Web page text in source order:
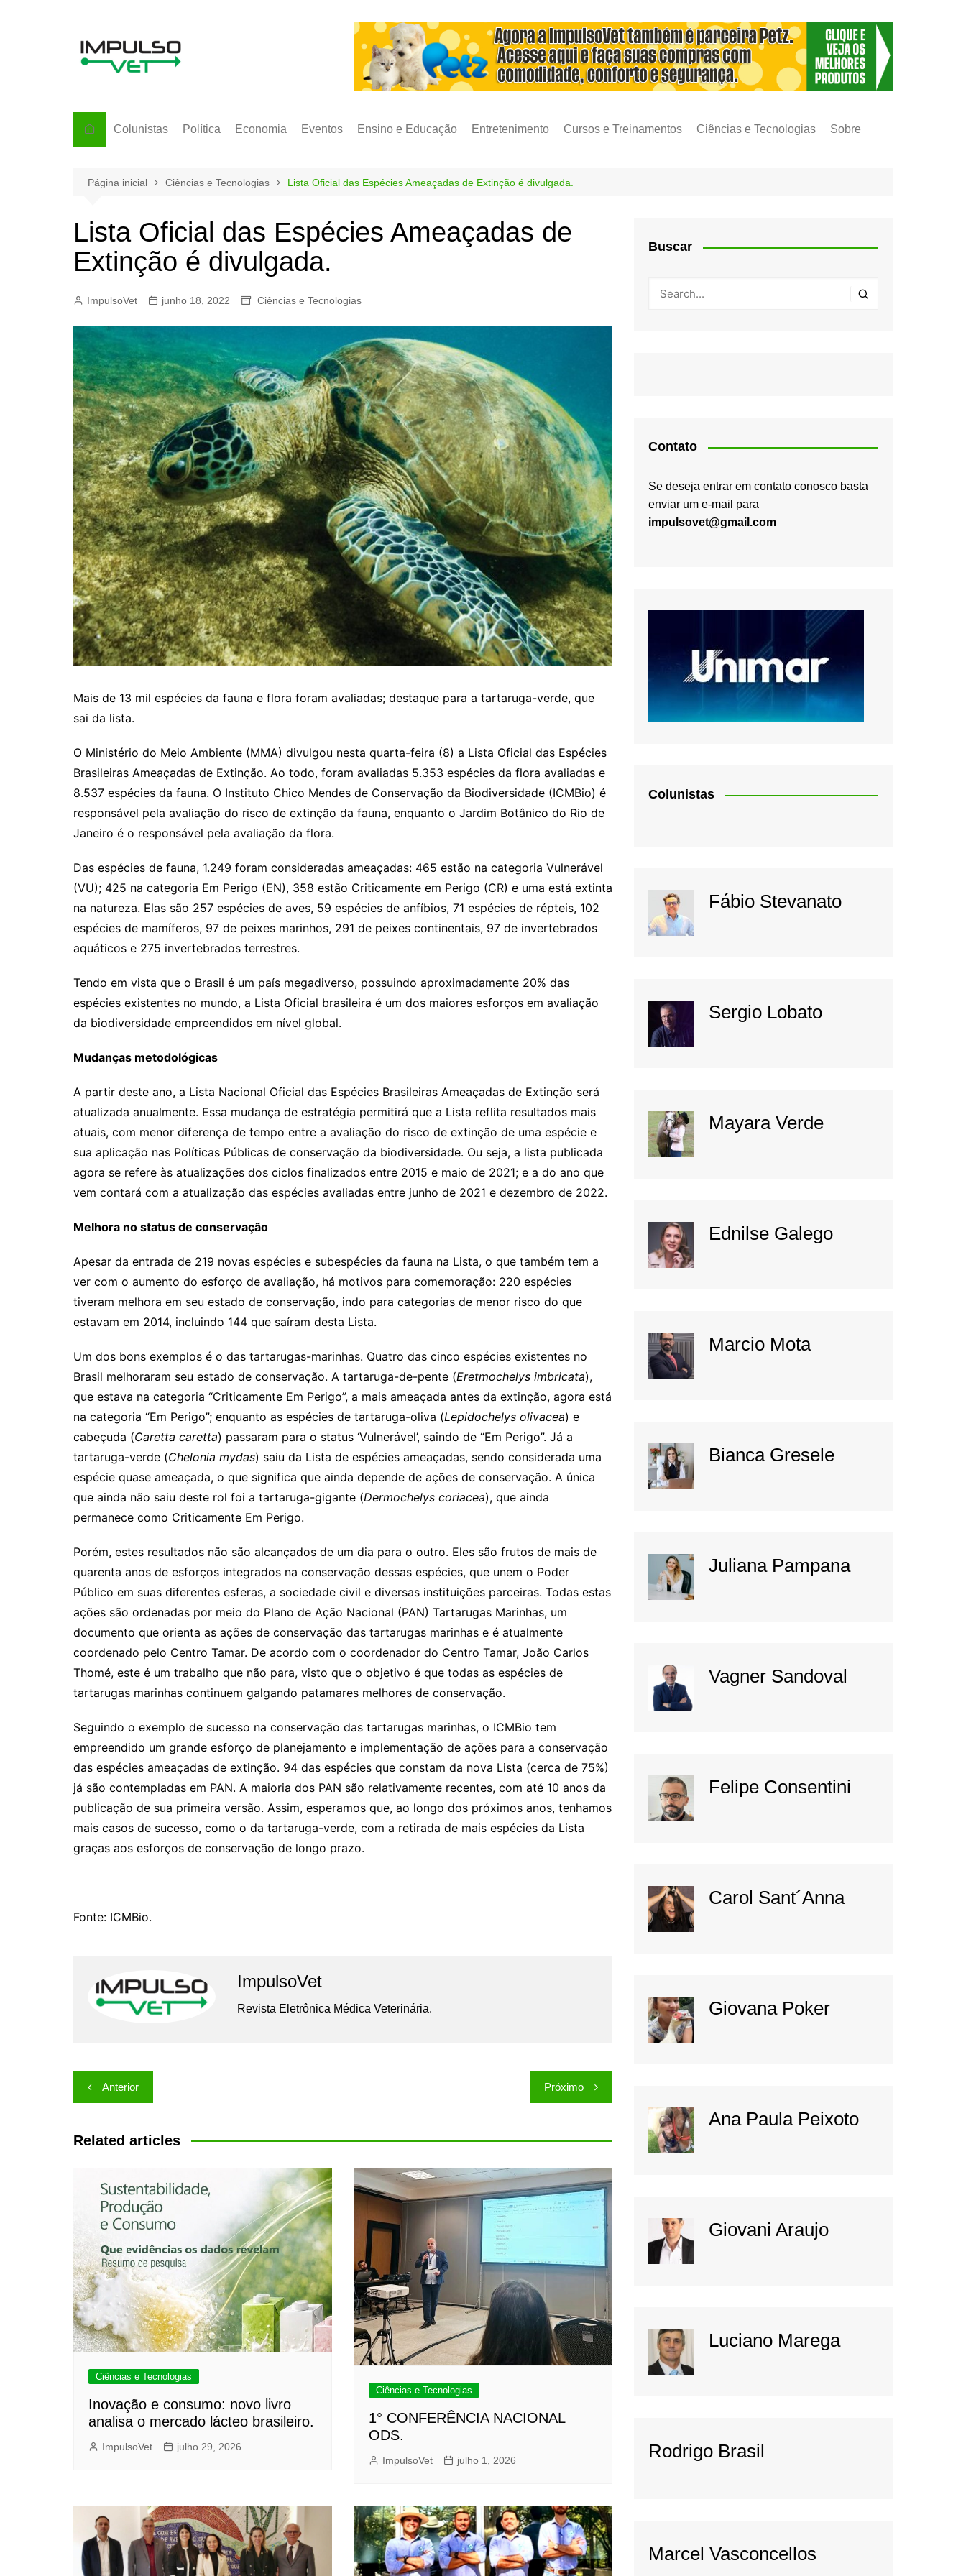
Colunistas Política Economia Eventos Ensino e Educação Entretenimento Cursos e Treinamentos Ciências e Tecnologias Sobre
Página inicial Ciências e Tecnologias Lista Oficial das Espécies Ameaçadas de Extinção é divulgada.
Lista Oficial das Espécies Ameaçadas de
Extinção é divulgada.
ImpulsoVet junho 18, 2022 Ciências e Tecnologias
Mais de 13 mil espécies da fauna e flora foram avaliadas; destaque para a tartaruga-verde, que
sai da lista.
O Ministério do Meio Ambiente (MMA) divulgou nesta quarta-feira (8) a Lista Oficial das Espécies
Brasileiras Ameaçadas de Extinção. Ao todo, foram avaliadas 5.353 espécies da flora avaliadas e
8.537 espécies da fauna. O Instituto Chico Mendes de Conservação da Biodiversidade (ICMBio) é
responsável pela avaliação do risco de extinção da fauna, enquanto o Jardim Botânico do Rio de
Janeiro é o responsável pela avaliação da flora.
Das espécies de fauna, 1.249 foram consideradas ameaçadas: 465 estão na categoria Vulnerável
(VU); 425 na categoria Em Perigo (EN), 358 estão Criticamente em Perigo (CR) e uma está extinta
na natureza. Elas são 257 espécies de aves, 59 espécies de anfíbios, 71 espécies de répteis, 102
espécies de mamíferos, 97 de peixes marinhos, 291 de peixes continentais, 97 de invertebrados
aquáticos e 275 invertebrados terrestres.
Tendo em vista que o Brasil é um país megadiverso, possuindo aproximadamente 20% das
espécies existentes no mundo, a Lista Oficial brasileira é um dos maiores esforços em avaliação
da biodiversidade empreendidos em nível global.
Mudanças metodológicas
A partir deste ano, a Lista Nacional Oficial das Espécies Brasileiras Ameaçadas de Extinção será
atualizada anualmente. Essa mudança de estratégia permitirá que a Lista reflita resultados mais
atuais, com menor diferença de tempo entre a avaliação do risco de extinção de uma espécie e
sua aplicação nas Políticas Públicas de conservação da biodiversidade. Ou seja, a lista publicada
agora se refere às atualizações dos ciclos finalizados entre 2015 e maio de 2021; e a do ano que
vem contará com a atualização das espécies avaliadas entre junho de 2021 e dezembro de 2022.
Melhora no status de conservação
Apesar da entrada de 219 novas espécies e subespécies da fauna na Lista, o que também tem a
ver com o aumento do esforço de avaliação, há motivos para comemoração: 220 espécies
tiveram melhora em seu estado de conservação, indo para categorias de menor risco do que
estavam em 2014, incluindo 144 que saíram desta Lista.
Um dos bons exemplos é o das tartarugas-marinhas. Quatro das cinco espécies existentes no
Brasil melhoraram seu estado de conservação. A tartaruga-de-pente (Eretmochelys imbricata),
que estava na categoria “Criticamente Em Perigo”, a mais ameaçada antes da extinção, agora está
na categoria “Em Perigo”; enquanto as espécies de tartaruga-oliva (Lepidochelys olivacea) e
cabeçuda (Caretta caretta) passaram para o status ‘Vulnerável’, saindo de “Em Perigo”. Já a
tartaruga-verde (Chelonia mydas) saiu da Lista de espécies ameaçadas, sendo considerada uma
espécie quase ameaçada, o que significa que ainda depende de ações de conservação. A única
que ainda não saiu deste rol foi a tartaruga-gigante (Dermochelys coriacea), que ainda
permanece como Criticamente Em Perigo.
Porém, estes resultados não são alcançados de um dia para o outro. Eles são frutos de mais de
quarenta anos de esforços integrados na conservação dessas espécies, que unem o Poder
Público em suas diferentes esferas, a sociedade civil e diversas instituições parceiras. Todas estas
ações são ordenadas por meio do Plano de Ação Nacional (PAN) Tartarugas Marinhas, um
documento que orienta as ações de conservação das tartarugas marinhas e é atualmente
coordenado pelo Centro Tamar. De acordo com o coordenador do Centro Tamar, João Carlos
Thomé, este é um trabalho que não para, visto que o objetivo é que todas as espécies de
tartarugas marinhas continuem galgando patamares melhores de conservação.
Seguindo o exemplo de sucesso na conservação das tartarugas marinhas, o ICMBio tem
empreendido um grande esforço de planejamento e implementação de ações para a conservação
das espécies ameaçadas de extinção. 94 das espécies que constam da nova Lista (cerca de 75%)
já são contempladas em PAN. A maioria dos PAN são relativamente recentes, com até 10 anos da
publicação de sua primeira versão. Assim, esperamos que, ao longo dos próximos anos, tenhamos
mais casos de sucesso, como o da tartaruga-verde, com a retirada de mais espécies da Lista
graças aos esforços de conservação de longo prazo.
Fonte: ICMBio.
ImpulsoVet
Revista Eletrônica Médica Veterinária.
Navegação
de
Post
Anterior Próximo
Related articles
Ciências e Tecnologias
Inovação e consumo: novo livro
analisa o mercado lácteo brasileiro.
ImpulsoVet julho 29, 2026
Ciências e Tecnologias
1° CONFERÊNCIA NACIONAL
ODS.
ImpulsoVet julho 1, 2026
Buscar
Contato
Se deseja entrar em contato conosco basta
enviar um e-mail para
impulsovet@gmail.com
Colunistas
Fábio Stevanato
Sergio Lobato
Mayara Verde
Ednilse Galego
Marcio Mota
Bianca Gresele
Juliana Pampana
Vagner Sandoval
Felipe Consentini
Carol Sant´Anna
Giovana Poker
Ana Paula Peixoto
Giovani Araujo
Luciano Marega
Rodrigo Brasil
Marcel Vasconcellos